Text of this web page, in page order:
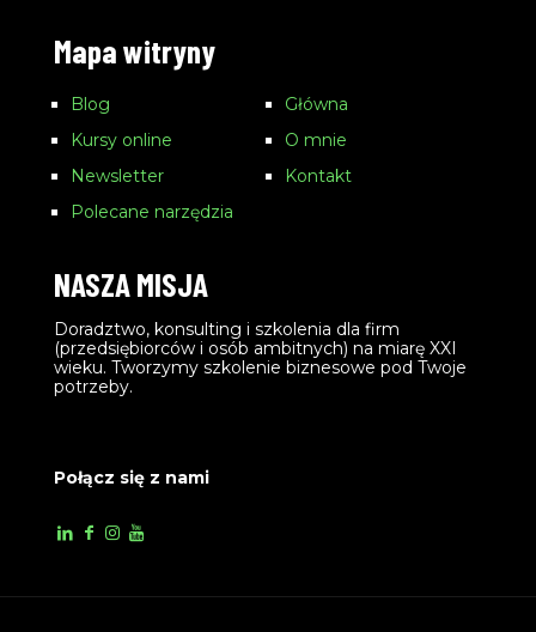
Mapa witryny
Blog
Kursy online
Newsletter
Polecane narzędzia
Główna
O mnie
Kontakt
NASZA MISJA
Doradztwo, konsulting i szkolenia dla firm
(przedsiębiorców i osób ambitnych) na miarę XXI
wieku. Tworzymy szkolenie biznesowe pod Twoje
potrzeby.
Połącz się z nami